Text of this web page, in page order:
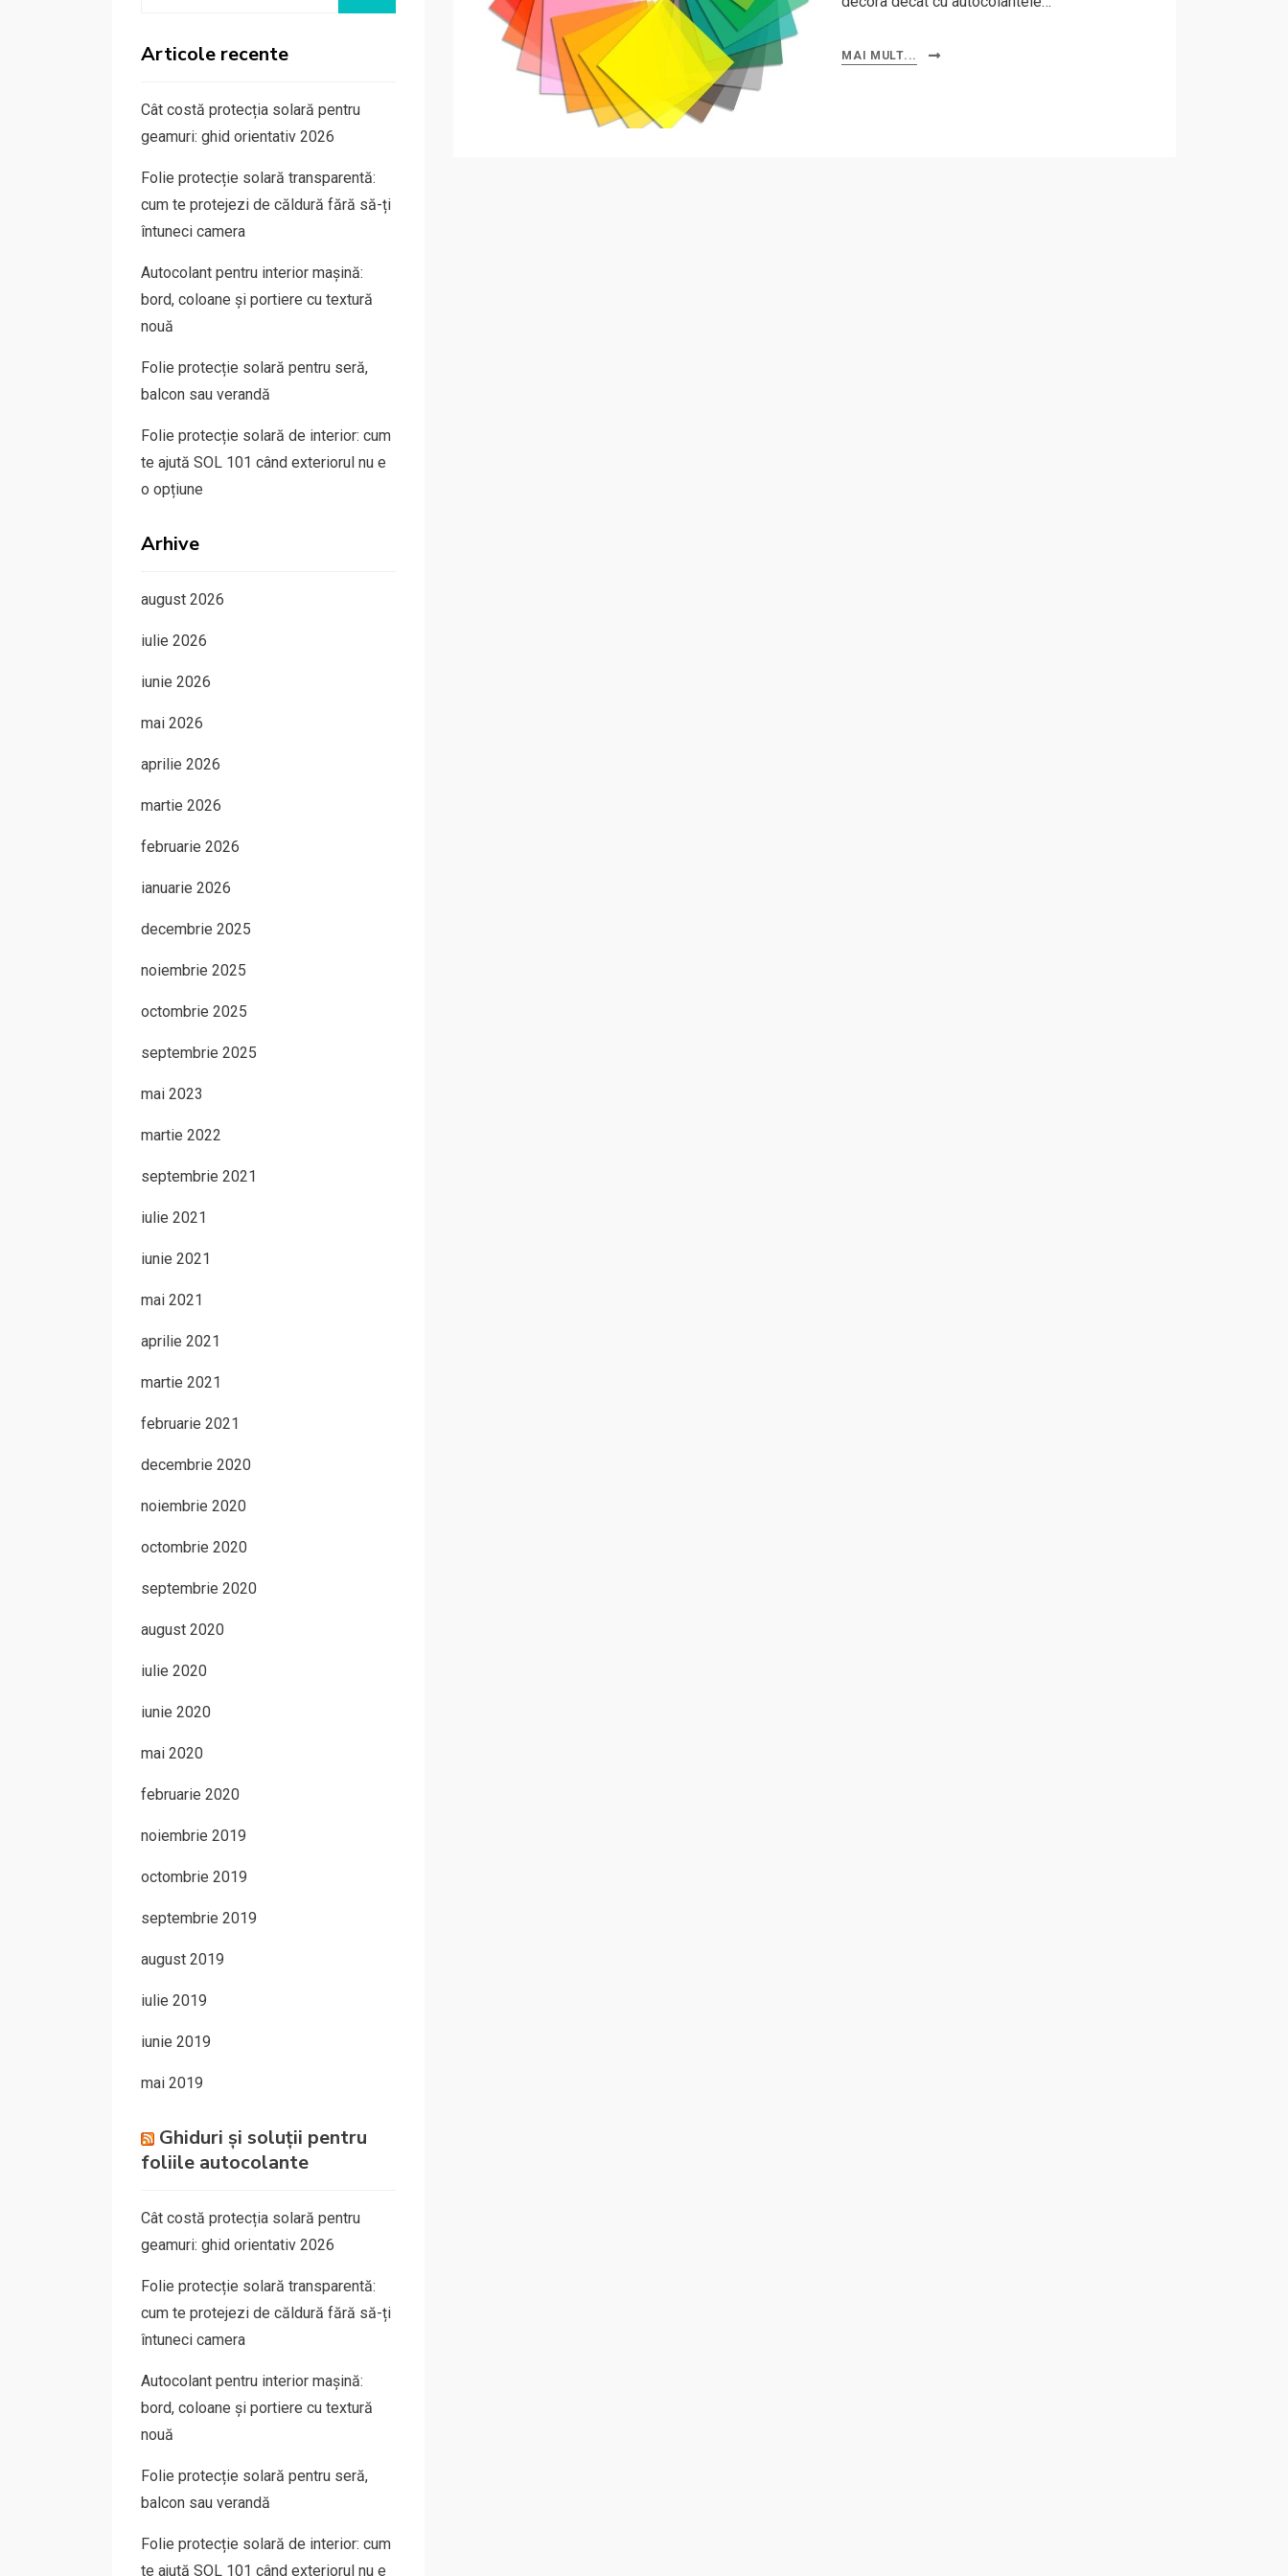
MAI MULT...
Articole recente
Cât costă protecția solară pentru
geamuri: ghid orientativ 2026
Folie protecție solară transparentă:
cum te protejezi de căldură fără să-ți
întuneci camera
Autocolant pentru interior mașină:
bord, coloane și portiere cu textură
nouă
Folie protecție solară pentru seră,
balcon sau verandă
Folie protecție solară de interior: cum
te ajută SOL 101 când exteriorul nu e
o opțiune
Arhive
august 2026
iulie 2026
iunie 2026
mai 2026
aprilie 2026
martie 2026
februarie 2026
ianuarie 2026
decembrie 2025
noiembrie 2025
octombrie 2025
septembrie 2025
mai 2023
martie 2022
septembrie 2021
iulie 2021
iunie 2021
mai 2021
aprilie 2021
martie 2021
februarie 2021
decembrie 2020
noiembrie 2020
octombrie 2020
septembrie 2020
august 2020
iulie 2020
iunie 2020
mai 2020
februarie 2020
noiembrie 2019
octombrie 2019
septembrie 2019
august 2019
iulie 2019
iunie 2019
mai 2019
Ghiduri și soluții pentru
foliile autocolante
Cât costă protecția solară pentru
geamuri: ghid orientativ 2026
Folie protecție solară transparentă:
cum te protejezi de căldură fără să-ți
întuneci camera
Autocolant pentru interior mașină:
bord, coloane și portiere cu textură
nouă
Folie protecție solară pentru seră,
balcon sau verandă
Folie protecție solară de interior: cum
te ajută SOL 101 când exteriorul nu e